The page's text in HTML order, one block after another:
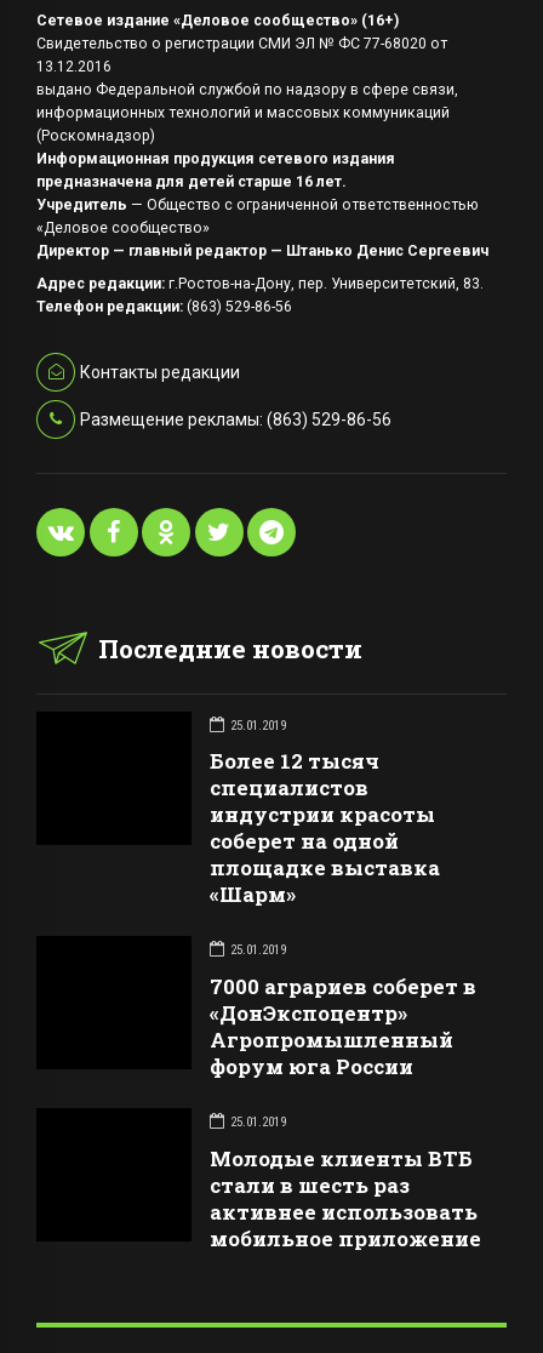
Сетевое издание «Деловое сообщество» (16+)
Свидетельство о регистрации СМИ ЭЛ № ФС 77-68020 от
13.12.2016
выдано Федеральной службой по надзору в сфере связи,
информационных технологий и массовых коммуникаций
(Роскомнадзор)
Информационная продукция сетевого издания
предназначена для детей старше 16 лет.
Учредитель — Общество с ограниченной ответственностью
«Деловое сообщество»
Директор — главный редактор — Штанько Денис Сергеевич
Адрес редакции: г.Ростов-на-Дону, пер. Университетский, 83.
Телефон редакции: (863) 529-86-56
Контакты редакции
Размещение рекламы: (863) 529-86-56
Последние новости
25.01.2019
Более 12 тысяч
специалистов
индустрии красоты
соберет на одной
площадке выставка
«Шарм»
25.01.2019
7000 аграриев соберет в
«ДонЭкспоцентр»
Агропромышленный
форум юга России
25.01.2019
Молодые клиенты ВТБ
стали в шесть раз
активнее использовать
мобильное приложение